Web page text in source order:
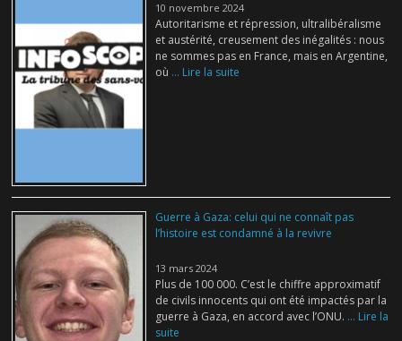
10 novembre 2024
Autoritarisme et répression, ultralibéralisme
et austérité, creusement des inégalités : nous
ne sommes pas en France, mais en Argentine,
où ... Lire la suite
Guerre à Gaza: celui qui ne connaît pas
l’histoire est condamné à la revivre
13 mars 2024
Plus de 100 000. C’est le chiffre approximatif
de civils innocents qui ont été impactés par la
guerre à Gaza, en accord avec l’ONU. ... Lire la
suite